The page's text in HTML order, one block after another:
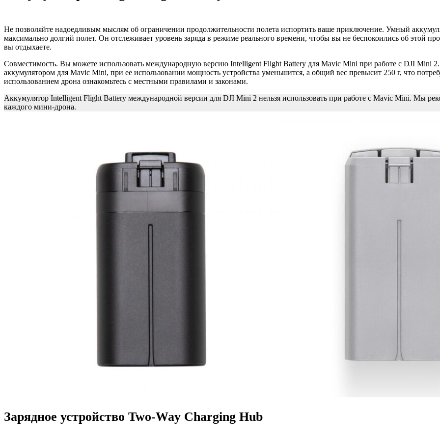
Не позволяйте надоедливым мыслям об ограничении продолжительности полета испортить ваше приключение. Умный
максимально долгий полет. Он отслеживает уровень заряда в режиме реального времени, чтобы вы не беспокоились об этой
вы отдыхаете.
Совместимость. Вы можете использовать международную версию Intelligent Flight Battery для Mavic Mini при работе с DJI Mini
аккумулятором для Mavic Mini, при ее использовании мощность устройства уменьшится, а общий вес превысит 250 г, что
использованием дрона ознакомьтесь с местными правилами и законами.
Аккумулятор Intelligent Flight Battery международной версии для DJI Mini 2 нельзя использовать при работе с Mavic Mini. Мы
каждого мини-дрона.
Зарядное устройство Two-Way Charging Hub